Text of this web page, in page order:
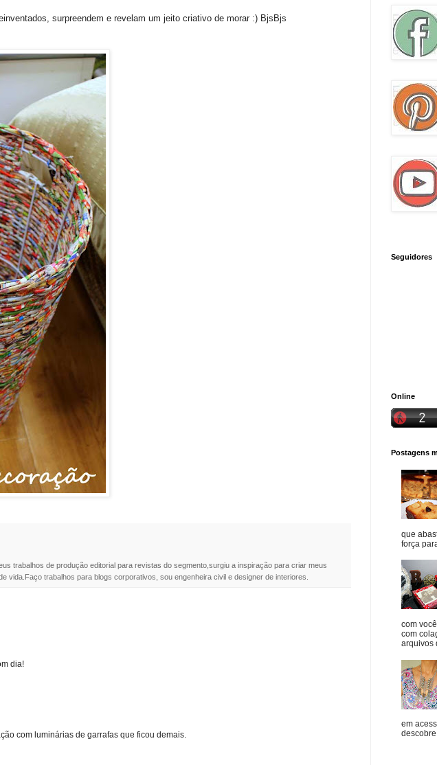
surpreendem e revelam um jeito criativo de morar :) BjsBjs
trabalhos de produção editorial para revistas do segmento,surgiu a inspiração para criar meus
vida.Faço trabalhos para blogs corporativos, sou engenheira civil e designer de interiores.
dia!
com luminárias de garrafas que ficou demais.
Seguidores
Online
Postagens
que
força
com
com
arquivos
em